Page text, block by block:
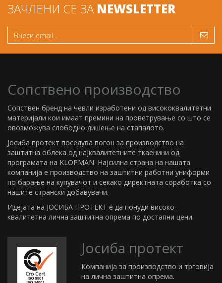
ЗАЧЛЕНИ СЕ ЗА NEWSLETTER
Сопствено производство
Сопствен бренд на чевли изработени од висококвалитетни
материјали кои имаат премини на проветрување со што се
овозможува слободно дишење на стапалото.
Јосиба протект поседува погон за производство на
заштитна облека од најквалитетните ткаенини од
програмата на KLOPMAN. Најсилна страна на нашата
компанија е производство на заштитни работни униформи
по барање на купувачот и секако директната соработка со
нашите странски добавувачи.
Идејата на ЈОСИБА ПРОТЕКТ е да понуди високо-
квалитетна лична заштитна опрема по достапни цени.
Јосиба протект
Компанија за производство и трговија
на лична заштитна опрема.